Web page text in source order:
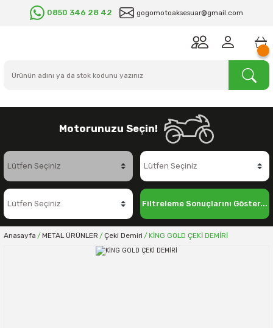
0850 346 28 42 gogomotoaksesuar@gmail.com
Motorunuzu Seçin!
Filtreleme Sonuçlarını Göster...
Anasayfa METAL ÜRÜNLER Çeki Demiri KİNG GOLD ÇEKİ DEMİRİ